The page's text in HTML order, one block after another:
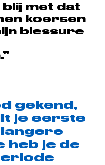
blij met dat
koersen
blessure
gekend,
je eerste
heb je de